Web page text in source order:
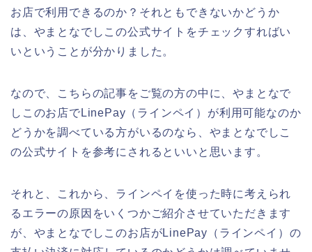
お店で利用できるのか？それともできないかどうか
は、やまとなでしこの公式サイトをチェックすればい
いということが分かりました。
なので、こちらの記事をご覧の方の中に、やまとなで
しこのお店でLinePay（ラインペイ）が利用可能なのか
どうかを調べている方がいるのなら、やまとなでしこ
の公式サイトを参考にされるといいと思います。
それと、これから、ラインペイを使った時に考えられ
るエラーの原因をいくつかご紹介させていただきます
が、やまとなでしこのお店がLinePay（ラインペイ）の